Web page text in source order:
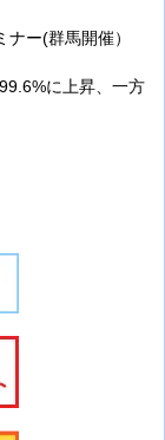
ー(群馬開催）
に上昇、一方